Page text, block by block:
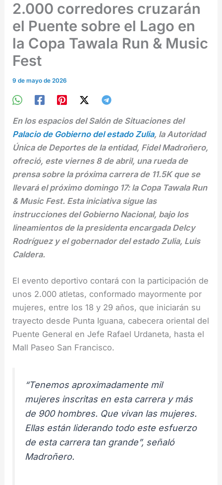
2.000 corredores cruzarán
el Puente sobre el Lago en
la Copa Tawala Run & Music
Fest
9 de mayo de 2026
En los espacios del Salón de Situaciones del
Palacio de Gobierno del estado Zulia, la Autoridad
Única de Deportes de la entidad, Fidel Madroñero,
ofreció, este viernes 8 de abril, una rueda de
prensa sobre la próxima carrera de 11.5K que se
llevará el próximo domingo 17: la Copa Tawala Run
& Music Fest. Esta iniciativa sigue las
instrucciones del Gobierno Nacional, bajo los
lineamientos de la presidenta encargada Delcy
Rodríguez y el gobernador del estado Zulia, Luis
Caldera.
El evento deportivo contará con la participación de
unos 2.000 atletas, conformado mayormente por
mujeres, entre los 18 y 29 años, que iniciarán su
trayecto desde Punta Iguana, cabecera oriental del
Puente General en Jefe Rafael Urdaneta, hasta el
Mall Paseo San Francisco.
“Tenemos aproximadamente mil
mujeres inscritas en esta carrera y más
de 900 hombres. Que vivan las mujeres.
Ellas están liderando todo este esfuerzo
de esta carrera tan grande”, señaló
Madroñero.